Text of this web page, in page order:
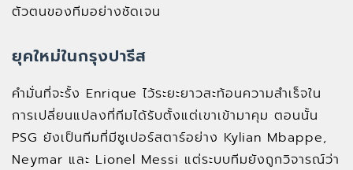
ตัวตนของทีมอย่างชัดเจน
ยุคใหม่ในกรุงปารีส
คำมั่นที่จะรั้ง Enrique ไว้ระยะยาวสะท้อนความสำเร็จใน
การเปลี่ยนแปลงที่ทีมได้รับตั้งแต่เขาเข้ามาคุม ตอนนั้น
PSG ยังเป็นทีมที่มีซูเปอร์สตาร์อย่าง Kylian Mbappe,
Neymar และ Lionel Messi แต่ระบบทีมยังถูกวิจารณ์ว่า